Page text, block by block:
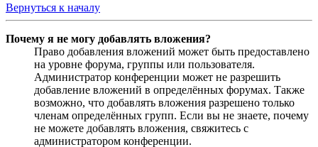
Вернуться к началу
Почему я не могу добавлять вложения?
Право добавления вложений может быть предоставлено
на уровне форума, группы или пользователя.
Администратор конференции может не разрешить
добавление вложений в определённых форумах. Также
возможно, что добавлять вложения разрешено только
членам определённых групп. Если вы не знаете, почему
не можете добавлять вложения, свяжитесь с
администратором конференции.